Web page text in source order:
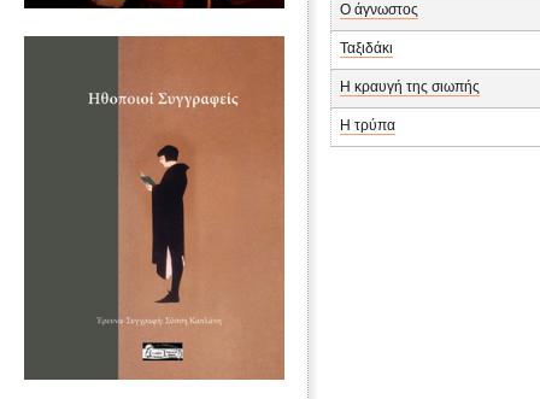
Ο άγνωστος
Ταξιδάκι
Η κραυγή της σιωπής
Η τρύπα